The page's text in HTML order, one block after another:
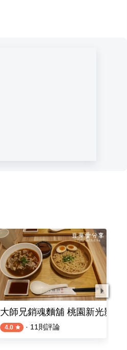
大師兄銷魂麵舖 桃園新光影城店
4.0 · 11 則評論